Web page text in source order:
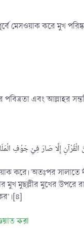
মেসওয়াক করে মুখ
এবং আল্লাহর
করে। অতঃপর
মুখ মুছল্লীর মুখের
করা